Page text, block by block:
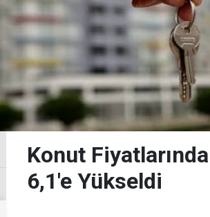
Konut
6,1'e Yükseldi